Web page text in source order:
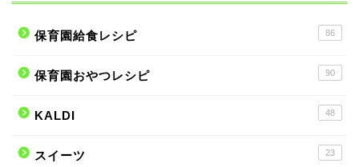
保育園給食レシピ 86
保育園おやつレシピ 90
KALDI 48
スイーツ 23